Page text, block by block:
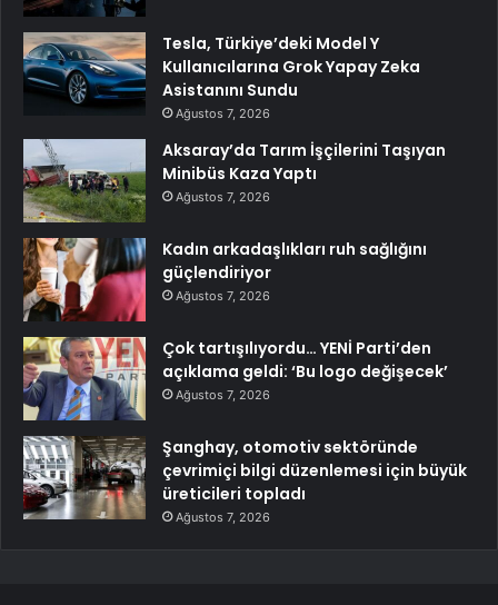
Tesla, Türkiye’deki Model Y
Kullanıcılarına Grok Yapay Zeka
Asistanını Sundu
Ağustos 7, 2026
Aksaray’da Tarım İşçilerini Taşıyan
Minibüs Kaza Yaptı
Ağustos 7, 2026
Kadın arkadaşlıkları ruh sağlığını
güçlendiriyor
Ağustos 7, 2026
Çok tartışılıyordu… YENİ Parti’den
açıklama geldi: ‘Bu logo değişecek’
Ağustos 7, 2026
Şanghay, otomotiv sektöründe
çevrimiçi bilgi düzenlemesi için büyük
üreticileri topladı
Ağustos 7, 2026